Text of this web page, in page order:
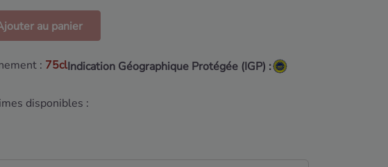
au panier
: 75clIndication Géographique Protégée (IGP) :
disponibles :